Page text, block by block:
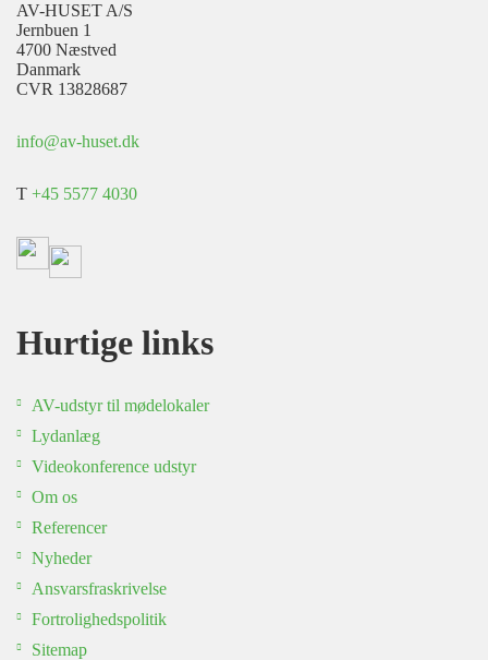
AV-HUSET A/S
Jernbuen 1
4700 Næstved
Danmark
CVR 13828687
info@av-huset.dk
T +45 5577 4030
Hurtige links
AV-udstyr til mødelokaler
Lydanlæg
Videokonference udstyr
Om os
Referencer
Nyheder
Ansvarsfraskrivelse
Fortrolighedspolitik
Sitemap